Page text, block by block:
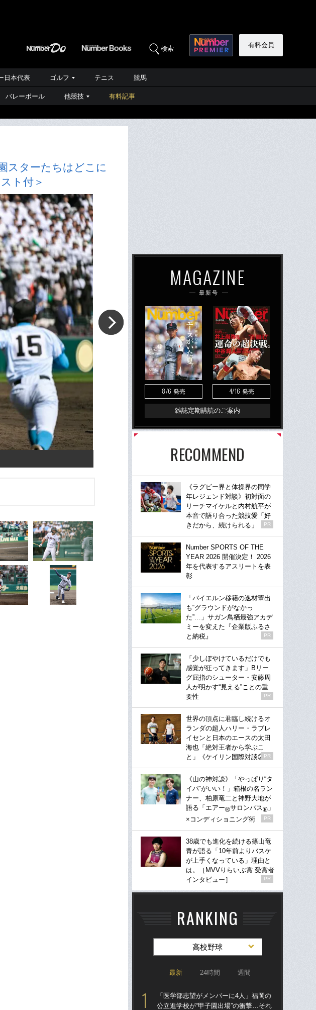
検索 有料会員
日本代表 ゴルフ テニス 競馬
バレーボール 他競技 有料記事
スターたちはどこに
ト付＞
MAGAZINE
最新号
8/6 発売 4/16 発売
雑誌定期購読のご案内
RECOMMEND
《ラグビー界と体操界の同学
年レジェンド対談》初対面の
リーチマイケルと内村航平が
本音で語り合った競技愛「好
きだから、続けられる」
PR
Number SPORTS OF THE
YEAR 2026 開催決定！ 2026
年を代表するアスリートを表
彰
「バイエルン移籍の逸材輩出
も“グラウンドがなかっ
た”…」サガン鳥栖最強アカデ
ミーを変えた『企業版ふるさ
と納税』
PR
「少しぼやけているだけでも
感覚が狂ってきます」Bリー
グ屈指のシューター・安藤周
人が明かす“見える”ことの重
要性
PR
世界の頂点に君臨し続けるオ
ランダの超人ハリー・ラブレ
イセンと日本のエースの太田
海也「絶対王者から学ぶこ
と」《ケイリン国際対談②》
PR
《山の神対談》「やっぱり“タ
イパ”がいい！」箱根の名ラン
ナー、柏原竜二と神野大地が
語る「エアー®サロンパス® 」
×コンディショニング術
PR
38歳でも進化を続ける篠山竜
青が語る「10年前よりバスケ
が上手くなっている」理由と
は。［MVVりらいぶ賞 受賞者
インタビュー］
PR
RANKING
高校野球
最新 24時間 週間
「医学部志望がメンバーに4人」福岡の
公立進学校が“甲子園出場”の衝撃…それ